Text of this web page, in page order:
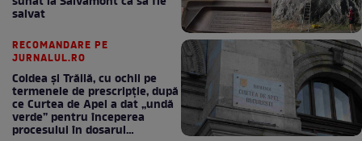
salvat
RECOMANDARE PE
JURNALUL.RO
Coldea și Trăilă, cu ochii pe
termenele de prescripție, după
ce Curtea de Apel a dat „undă
verde” pentru începerea
procesului în dosarul